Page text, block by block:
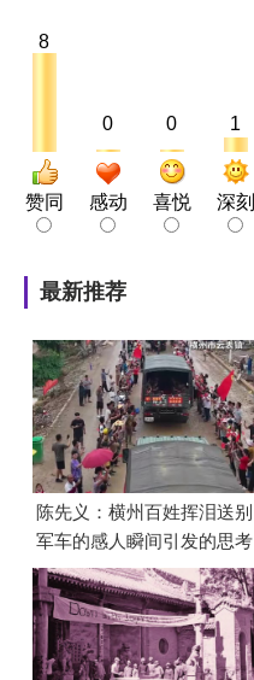
8
赞同
0
感动
0
喜悦
1
深刻
最新推荐
陈先义：横州百姓挥泪送别
军车的感人瞬间引发的思考